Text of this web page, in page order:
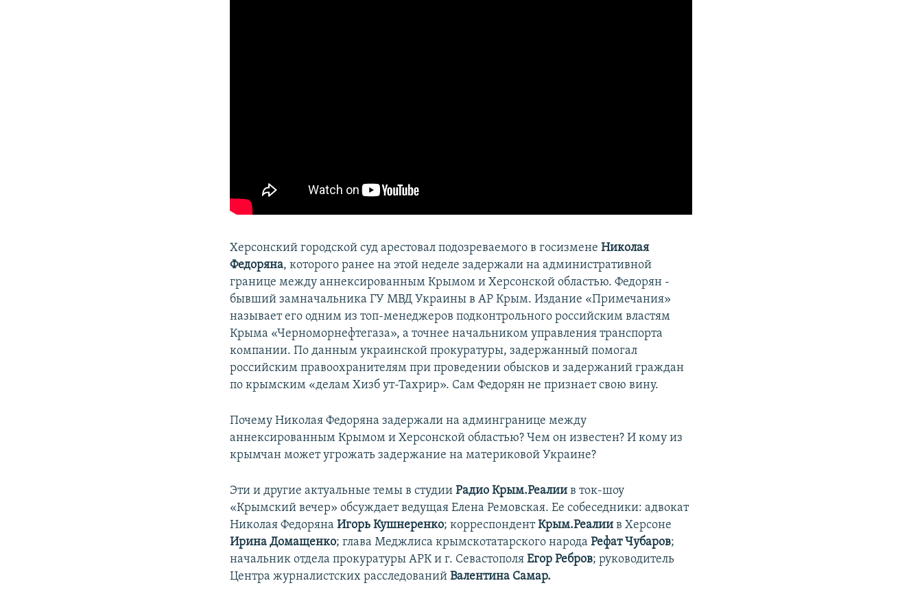
Херсонский городской суд арестовал подозреваемого в госизменеНиколая
Федоряна, которого ранее на этой неделе задержали на административной
границе между аннексированным Крымом и Херсонской областью. Федорян -
бывший замначальника ГУ МВД Украины в АР Крым. Издание «Примечания»
называет его одним из топ-менеджеров подконтрольного российским властям
Крыма «Черноморнефтегаза», а точнее начальником управления транспорта
компании. По данным украинской прокуратуры, задержанный помогал
российским правоохранителям при проведении обысков и задержаний граждан
по крымским «делам Хизб ут-Тахрир». Сам Федорян не признает свою вину.
Почему Николая Федоряна задержали на админгранице между
аннексированным Крымом и Херсонской областью? Чем он известен? И кому из
крымчан может угрожать задержание на материковой Украине?
Эти и другие актуальные темы в студииРадио Крым.Реалии в ток-шоу
«Крымский вечер» обсуждает ведущая Елена Ремовская. Ее собеседники: адвокат
Николая ФедорянаИгорь Кушнеренко; корреспондентКрым.Реалии в Херсоне
Ирина Домащенко; глава Меджлиса крымскотатарского народаРефат Чубаров;
начальник отдела прокуратуры АРК и г. СевастополяЕгор Ребров; руководитель
Центра журналистских расследованийВалентина Самар.